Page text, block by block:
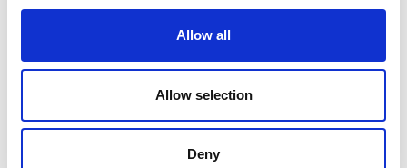
Allow all
Allow selection
Deny
3.2.5. ka nevēlas saņemt ziņojuma saņemšanas
apstiprinājumu un lēmumu par iesnieguma
ziņojumu;
3.2.6. gadījumā, ja tiks konstatēts pārkāpums,
Trauksmes celšanas likuma 7. panta devīto daļu.
dokumentu kopijas, kas apstiprina minētos